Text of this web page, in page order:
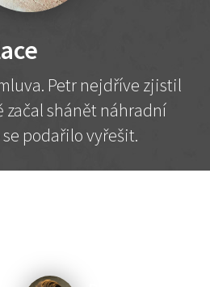
Petr nejdříve zjistil
začal shánět náhradní
podařilo vyřešit.